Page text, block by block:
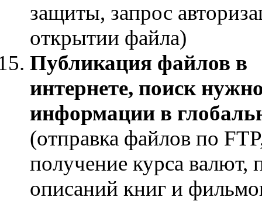
защиты, запрос
открытии файла)
Публикация файлов в
интернете, поиск
информации в
(отправка файлов по
получение курса валют,
описаний книг и